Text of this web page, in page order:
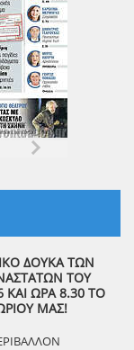
ΔΟΥΚΑ ΤΩΝ
ΤΟΥ
ΚΑΙ ΩΡΑ 8.30 ΤΟ
ΜΑΣ!